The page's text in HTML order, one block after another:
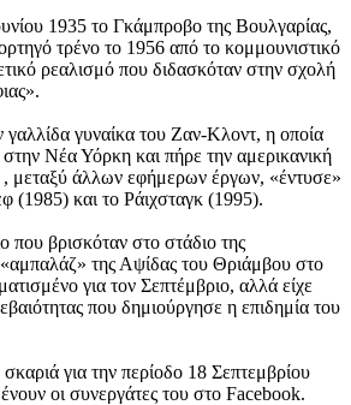
1935 το Γκάμπροβο της Βουλγαρίας,
τρένο το 1956 από το κομμουνιστικό
ρεαλισμό που διδασκόταν στην σχολή
γυναίκα του Ζαν-Κλοντ, η οποία
Νέα Υόρκη και πήρε την αμερικανική
μεταξύ άλλων εφήμερων έργων, «έντυσε»
(1985) και το Ράιχσταγκ (1995).
που βρισκόταν στο στάδιο της
«αμπαλάζ» της Αψίδας του Θριάμβου στο
για τον Σεπτέμβριο, αλλά είχε
που δημιούργησε η επιδημία του
για την περίοδο 18 Σεπτεμβρίου
οι συνεργάτες του στο Facebook.